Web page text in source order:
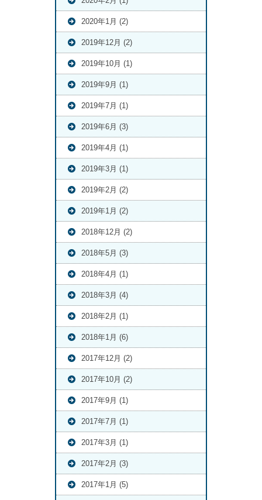
2020年1月 (2)
2019年12月 (2)
2019年10月 (1)
2019年9月 (1)
2019年7月 (1)
2019年6月 (3)
2019年4月 (1)
2019年3月 (1)
2019年2月 (2)
2019年1月 (2)
2018年12月 (2)
2018年5月 (3)
2018年4月 (1)
2018年3月 (4)
2018年2月 (1)
2018年1月 (6)
2017年12月 (2)
2017年10月 (2)
2017年9月 (1)
2017年7月 (1)
2017年3月 (1)
2017年2月 (3)
2017年1月 (5)